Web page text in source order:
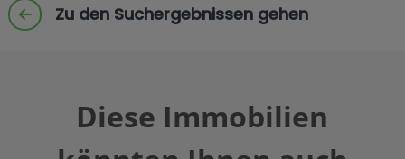
Zu den Suchergebnissen gehen
Diese Immobilien